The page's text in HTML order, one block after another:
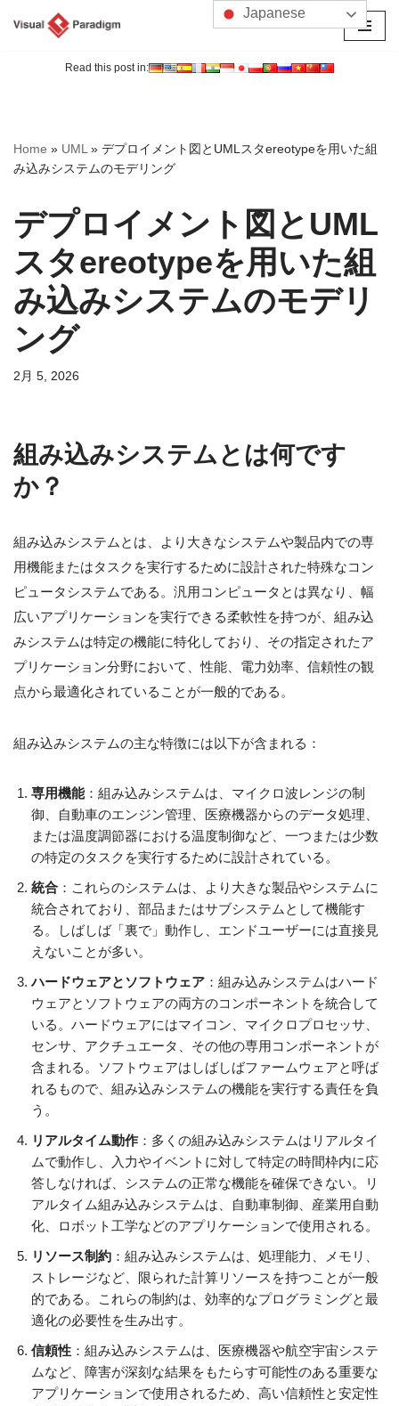
へ
ス
ッ
プ
Read this post in:
Home » UML» デプロイメント図とUMLスタereotypeを用いた組
み込みシステムのモデリング
デプロイメント図とUML
スタereotypeを用いた組
み込みシステムのモデリ
ング
2月 5, 2026
組み込みシステムとは何です
か？
組み込みシステムとは、より大きなシステムや製品内での専
用機能またはタスクを実行するために設計された特殊なコン
ピュータシステムである。汎用コンピュータとは異なり、幅
広いアプリケーションを実行できる柔軟性を持つが、組み込
みシステムは特定の機能に特化しており、その指定されたア
プリケーション分野において、性能、電力効率、信頼性の観
点から最適化されていることが一般的である。
組み込みシステムの主な特徴には以下が含まれる：
専用機能：組み込みシステムは、マイクロ波レンジの制
御、自動車のエンジン管理、医療機器からのデータ処理、
または温度調節器における温度制御など、一つまたは少数
の特定のタスクを実行するために設計されている。
統合 ：これらのシステムは、より大きな製品やシステムに
統合されており、部品またはサブシステムとして機能す
る。しばしば「裏で」動作し、エンドユーザーには直接見
えないことが多い。
ハードウェアとソフトウェア ：組み込みシステムはハード
ウェアとソフトウェアの両方のコンポーネントを統合して
いる。ハードウェアにはマイコン、マイクロプロセッサ、
センサ、アクチュエータ、その他の専用コンポーネントが
含まれる。ソフトウェアはしばしばファームウェアと呼ば
れるもので、組み込みシステムの機能を実行する責任を負
う。
リアルタイム動作 ：多くの組み込みシステムはリアルタイ
ムで動作し、入力やイベントに対して特定の時間枠内に応
答しなければ、システムの正常な機能を確保できない。リ
アルタイム組み込みシステムは、自動車制御、産業用自動
化、ロボット工学などのアプリケーションで使用される。
リソース制約 ：組み込みシステムは、処理能力、メモリ、
ストレージなど、限られた計算リソースを持つことが一般
的である。これらの制約は、効率的なプログラミングと最
適化の必要性を生み出す。
信頼性 ：組み込みシステムは、医療機器や航空宇宙システ
ムなど、障害が深刻な結果をもたらす可能性のある重要な
アプリケーションで使用されるため、高い信頼性と安定性
Japanese